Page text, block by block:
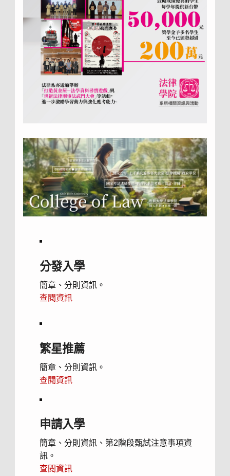
分發入學
簡章、分則資訊。
查閱資訊
繁星推薦
簡章、分則資訊。
查閱資訊
申請入學
簡章、分則資訊、第2階段甄試注意事項資
訊。
查閱資訊